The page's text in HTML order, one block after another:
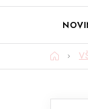
Domov